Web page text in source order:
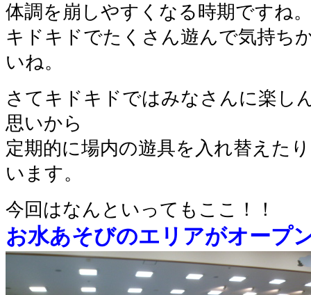
体調を崩しやすくなる時期ですね
キドキドでたくさん遊んで気持ち
いね。
さてキドキドではみなさんに楽し
思いから
定期的に場内の遊具を入れ替えた
います。
今回はなんといってもここ！！
お水あそびのエリアがオープ